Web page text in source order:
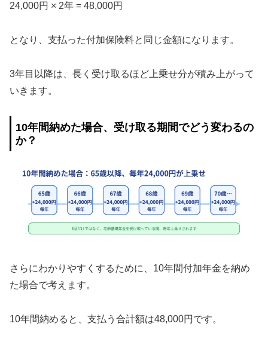
24,000円 × 2年 = 48,000円
となり、支払った付加保険料と同じ金額になります。
3年目以降は、長く受け取るほど上乗せ分が積み上がって
いきます。
10年間納めた場合、受け取る期間でどう変わるの
か？
さらにわかりやすくするために、10年間付加年金を納め
た場合で考えます。
10年間納めると、支払う合計額は48,000円です。